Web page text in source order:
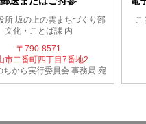
所 坂の上の雲まちづくり部
文化・ことば課 内
〒790-8571
市二番町四丁目7番地2
ちから実行委員会 事務局 宛
こ